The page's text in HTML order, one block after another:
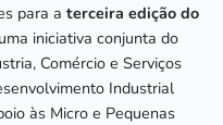
para a terceira edição do
iniciativa conjunta do
Comércio e Serviços
Industrial
às Micro e Pequenas